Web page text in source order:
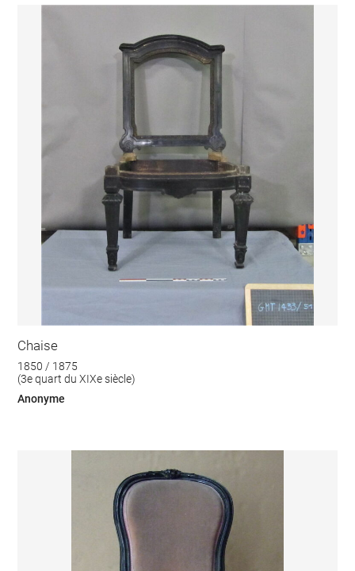
Chaise
1850 / 1875
(3e quart du XIXe siècle)
Anonyme